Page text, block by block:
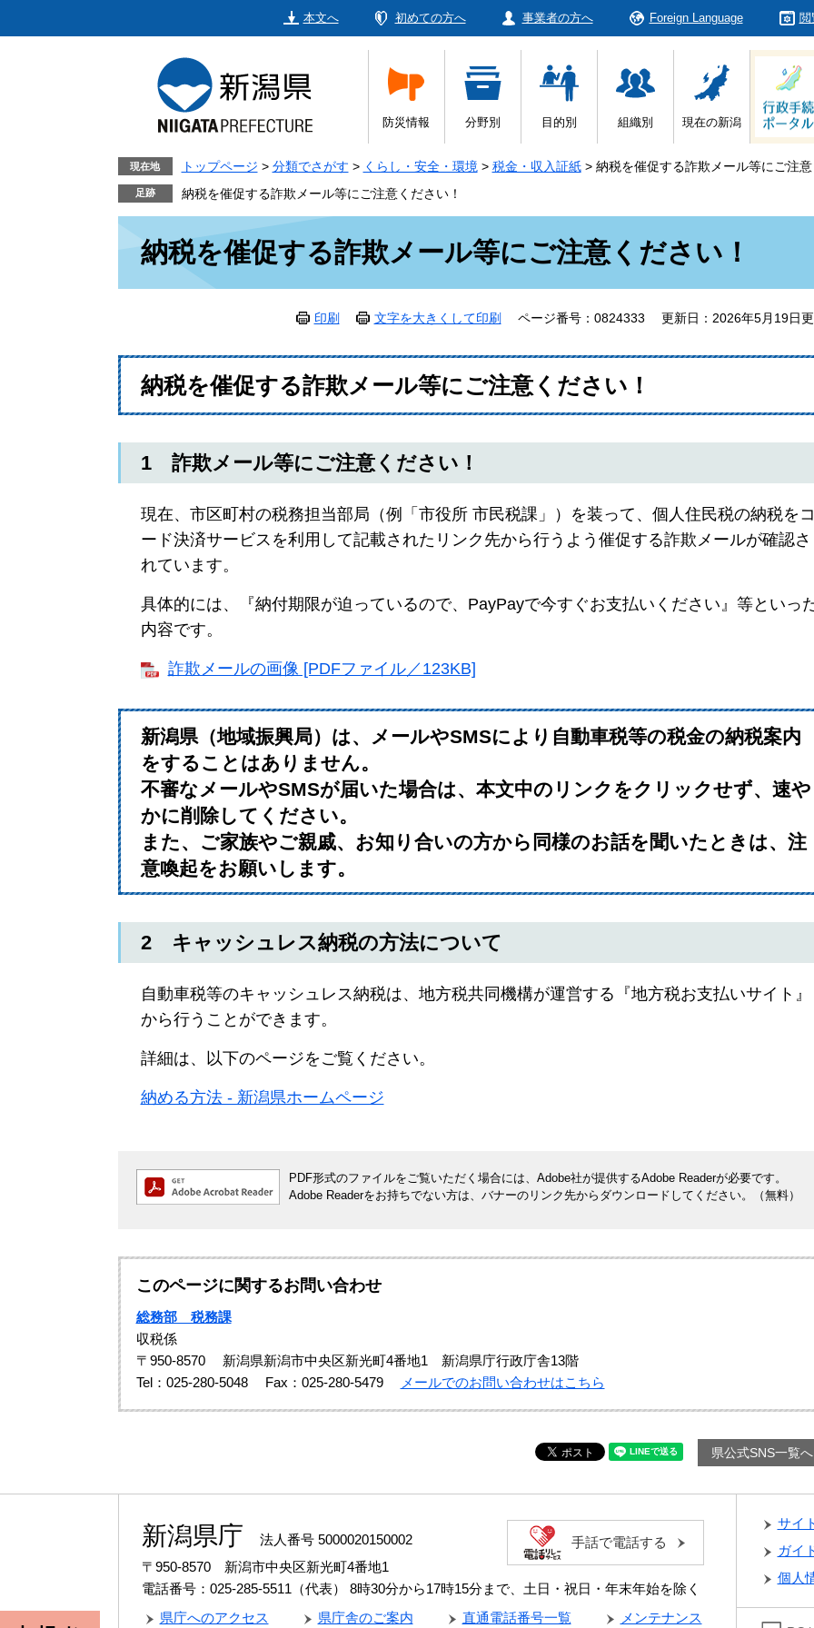
本文へ 初めての方へ 事業者の方へ Foreign Language 閲
防災情報 分野別 目的別 組織別 現在の新潟
現在地 トップページ > 分類でさがす > くらし・安全・環境 > 税金・収入証紙 > 納税を催促する詐欺メール等にご注
納税を催促する詐欺メール等にご注意ください！
納税を催促する詐欺メール等にご注意ください！
印刷 文字を大きくして印刷 ページ番号：0824333 更新日：2026年5月19日
​納税を催促する詐欺メール等にご注意ください！
1 詐欺メール等にご注意ください！
現在、市区町村の税務担当部局（例「市役所 市民税課」）を装って、個人住民税の納税を
ード決済サービスを利用して記載されたリンク先から行うよう催促する詐欺メールが確認さ
れています。​
具体的には、『納付期限が迫っているので、PayPayで今すぐお支払いください』等といっ
内容です。
詐欺メールの画像 [PDFファイル／123KB]
新潟県（地域振興局）は、メールやSMSにより自動車税等の税金の納税案内
をすることはありません。
不審なメールやSMSが届いた場合は、本文中のリンクをクリックせず、速や
かに削除してください。​
また、ご家族やご親戚、お知り合いの方から同様のお話を聞いたときは、注
意喚起をお願いします。​
2 キャッシュレス納税の方法について
自動車税等のキャッシュレス納税は、地方税共同機構が運営する『地方税お支払いサイト』
から行うことができます。
詳細は、以下のページをご覧ください。
納める方法 - 新潟県ホームページ
PDF形式のファイルをご覧いただく場合には、Adobe社が提供するAdobe Readerが必要です。
Adobe Readerをお持ちでない方は、バナーのリンク先からダウンロードしてください。（無料）
このページに関するお問い合わせ
総務部 税務課
収税係
〒950-8570
新潟県新潟市中央区新光町4番地1 新潟県庁行政庁舎13階
Tel：025-280-5048
Fax：025-280-5479 メールでのお問い合わせはこちら
県公式SNS一覧へ
新潟県庁
法人番号 5000020150002
〒950-8570 新潟市中央区新光町4番地1
電話番号：025-285-5511（代表）
8時30分から17時15分まで、土日・祝日・年末年始を除く
手話で電話する
県庁へのアクセス 県庁舎のご案内 直通電話番号一覧 メンテナンス
サイ
ガイ
個人